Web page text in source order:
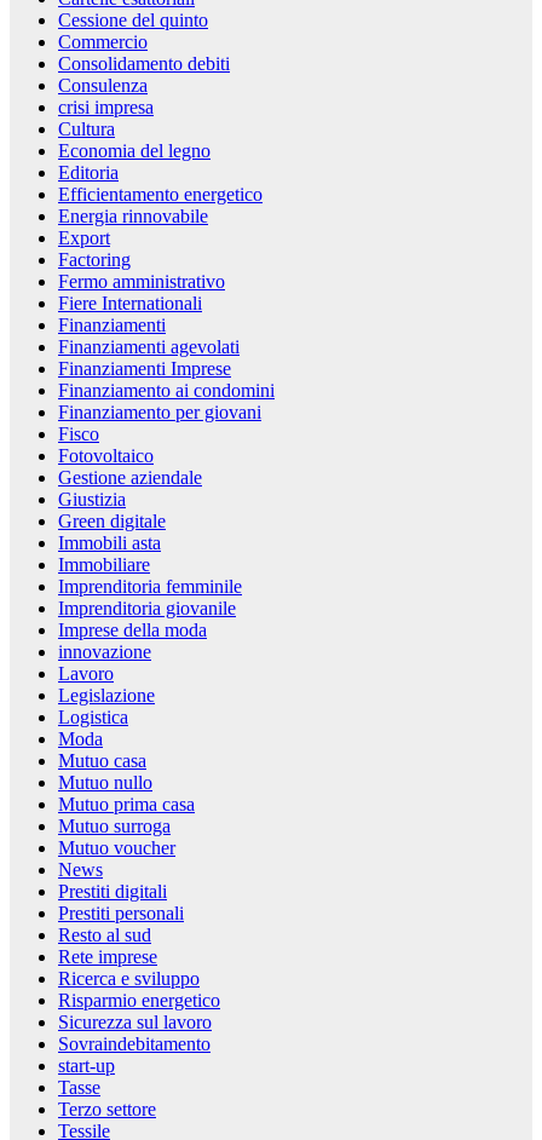
Cessione del quinto
Commercio
Consolidamento debiti
Consulenza
crisi impresa
Cultura
Economia del legno
Editoria
Efficientamento energetico
Energia rinnovabile
Export
Factoring
Fermo amministrativo
Fiere Internationali
Finanziamenti
Finanziamenti agevolati
Finanziamenti Imprese
Finanziamento ai condomini
Finanziamento per giovani
Fisco
Fotovoltaico
Gestione aziendale
Giustizia
Green digitale
Immobili asta
Immobiliare
Imprenditoria femminile
Imprenditoria giovanile
Imprese della moda
innovazione
Lavoro
Legislazione
Logistica
Moda
Mutuo casa
Mutuo nullo
Mutuo prima casa
Mutuo surroga
Mutuo voucher
News
Prestiti digitali
Prestiti personali
Resto al sud
Rete imprese
Ricerca e sviluppo
Risparmio energetico
Sicurezza sul lavoro
Sovraindebitamento
start-up
Tasse
Terzo settore
Tessile